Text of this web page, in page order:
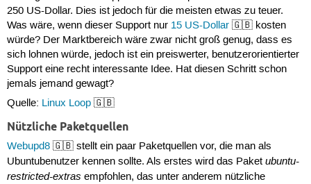
250 US-Dollar. Dies ist jedoch für die meisten etwas zu teuer.
Was wäre, wenn dieser Support nur 15 US-Dollar🇬🇧 kosten
würde? Der Marktbereich wäre zwar nicht groß genug, dass es
sich lohnen würde, jedoch ist ein preiswerter, benutzerorientierter
Support eine recht interessante Idee. Hat diesen Schritt schon
jemals jemand gewagt?
Quelle: Linux Loop🇬🇧
Nützliche Paketquellen
Webupd8🇬🇧 stellt ein paar Paketquellen vor, die man als
Ubuntubenutzer kennen sollte. Als erstes wird das Paket ubuntu-
restricted-extras empfohlen, das unter anderem nützliche